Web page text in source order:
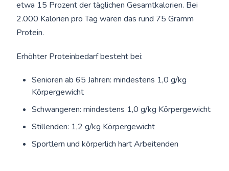
etwa 15 Prozent der täglichen Gesamtkalorien. Bei
2.000 Kalorien pro Tag wären das rund 75 Gramm
Protein.
Erhöhter Proteinbedarf besteht bei:
Senioren ab 65 Jahren: mindestens 1,0 g/kg
Körpergewicht
Schwangeren: mindestens 1,0 g/kg Körpergewicht
Stillenden: 1,2 g/kg Körpergewicht
Sportlern und körperlich hart Arbeitenden